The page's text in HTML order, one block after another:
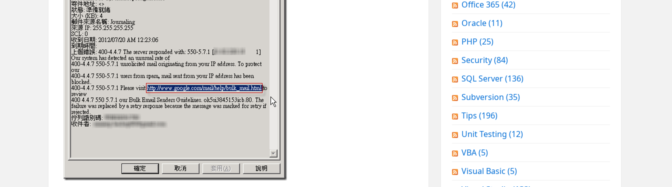
Office 365(42)
Oracle(11)
PHP (25)
Security(84)
SQL Server(136)
Subversion (35)
Tips (196)
Unit Testing (12)
VBA(5)
Visual Basic (5)